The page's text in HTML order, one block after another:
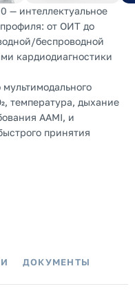
— интеллектуальное
от ОИТ до
беспроводной
кардиодиагностики
температура, дыхание
AAMI, и
принятия
ДОКУМЕНТЫ